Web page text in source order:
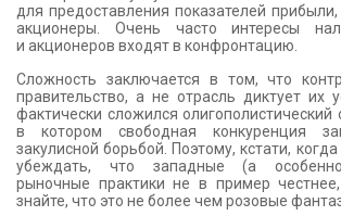
для предоставления показателей
акционеры. Очень часто интересы
и акционеров входят в конфронтацию.
Сложность заключается в том, что
правительство, а не отрасль диктует
фактически сложился
в котором свободная конкуренция
закулисной борьбой. Поэтому, кстати,
убеждать, что западные (а особенно
рыночные практики не в пример
знайте, что это не более чем розовые